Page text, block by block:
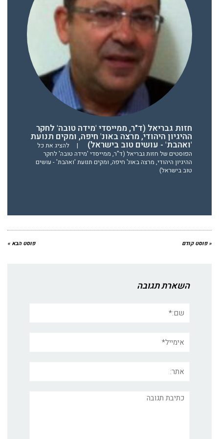
חזות גבריאל (ד"ר, ממייסדי 'מידה טובה' לחקר
ההיגיון היהודי, מרצה באונ' חיפה, ומקים תנועת
'ואהבת' - עושים טוב בישראל) |
להציג את כל
הפוסטים של חזות גבריאל (ד"ר, ממייסדי 'מידה טובה' לחקר
ההיגיון היהודי, מרצה באונ' חיפה, ומקים תנועת 'ואהבת' - עושים
טוב בישראל)
« פוסט קודם פוסט הבא »
השארת תגובה
תגובה